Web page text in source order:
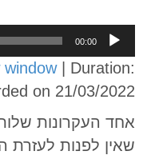
Audio
Player
00:00
window| Duration:
on 21/03/2022
אחד העקרונות
שאין לפנות לעזרת